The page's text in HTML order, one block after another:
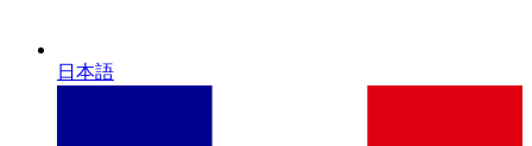
日本語